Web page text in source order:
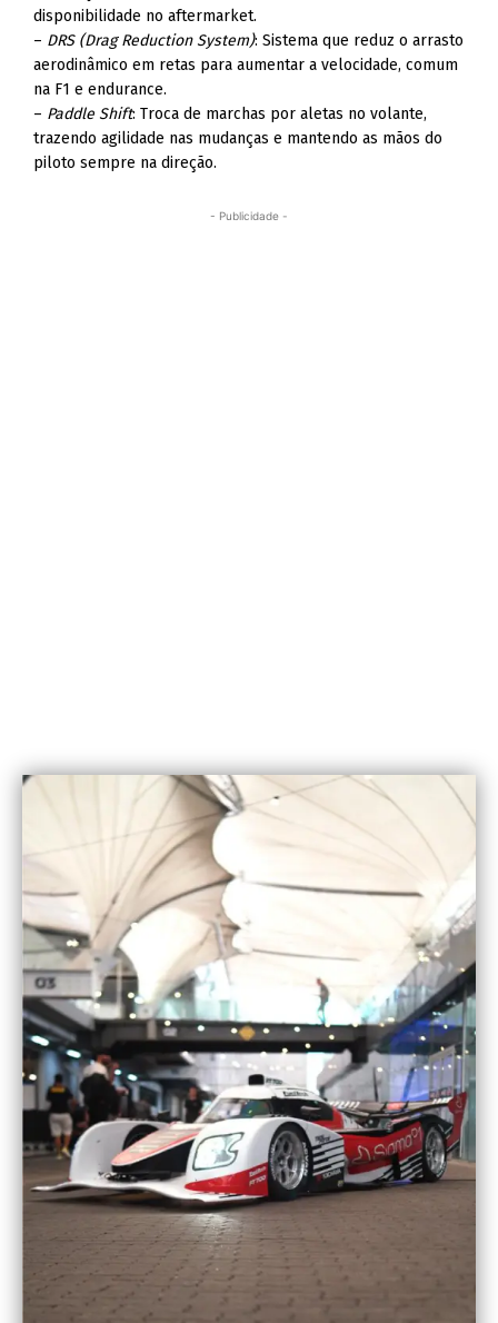
disponibilidade no aftermarket.
– DRS (Drag Reduction System): Sistema que reduz o arrasto
aerodinâmico em retas para aumentar a velocidade, comum
na F1 e endurance.
– Paddle Shift: Troca de marchas por aletas no volante,
trazendo agilidade nas mudanças e mantendo as mãos do
piloto sempre na direção.
- Publicidade -